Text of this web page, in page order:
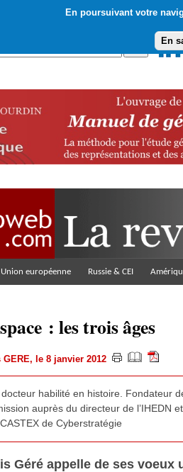
En poursuivant votre
En
Union européenne Russie & CEI
: les trois âges
GERE, le 8 janvier 2012
habilité en histoire. Fondateur
auprès du directeur de l’IHEDN
de Cyberstratégie
Géré appelle de ses voeux